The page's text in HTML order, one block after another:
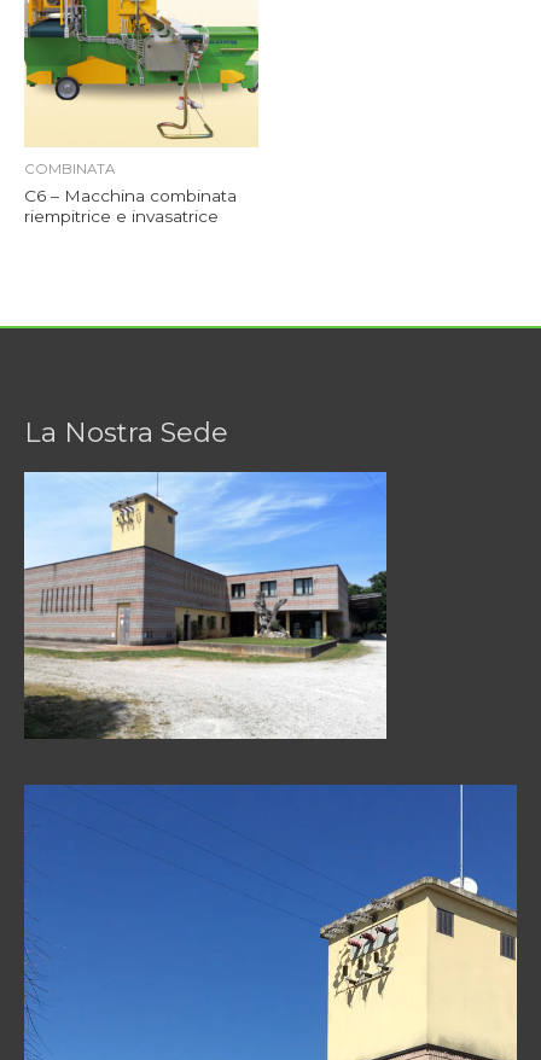
COMBINATA
C6 – Macchina combinata
riempitrice e invasatrice
La Nostra Sede
Player